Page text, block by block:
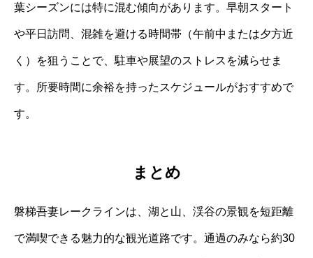
葉シーズンには特に混む傾向があります。早朝スタート
や平日訪問、混雑を避ける時間帯（午前中または夕方近
く）を狙うことで、駐車や展望のストレスを減らせま
す。所要時間に余裕を持ったスケジュールがおすすめで
す。
まとめ
磐梯吾妻レークラインは、湖と山、渓谷の景観を短距離
で満喫できる魅力的な観光道路です。通過のみなら約30